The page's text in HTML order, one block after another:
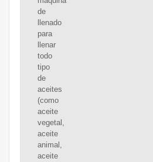
de
llenado
para
llenar
todo
tipo
de
aceites
(como
aceite
vegetal,
aceite
animal,
aceite